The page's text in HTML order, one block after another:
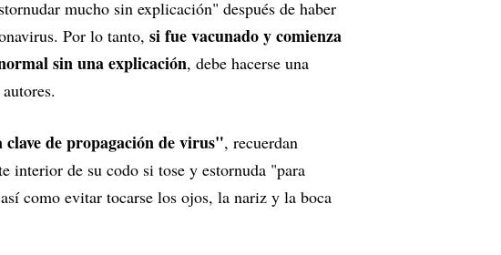
mucho sin explicación" después de haber
Por lo tanto, si fue vacunado y comienza
sin una explicación, debe hacerse una
de propagación de virus", recuerdan
interior de su codo si tose y estornuda "para
como evitar tocarse los ojos, la nariz y la boca